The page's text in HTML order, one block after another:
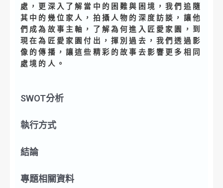
處，更深入了解當中的困難與困境，我們追隨
其中的幾位家人，拍攝人物的深度訪談，讓他
們成為故事主軸，了解為何進入匠愛家園，到
現在為匠愛家園付出，揮別過去，我們透過影
像的傳播，讓這些精彩的故事去影響更多相同
處境的人。
SWOT分析
執行方式
結論
專題相關資料